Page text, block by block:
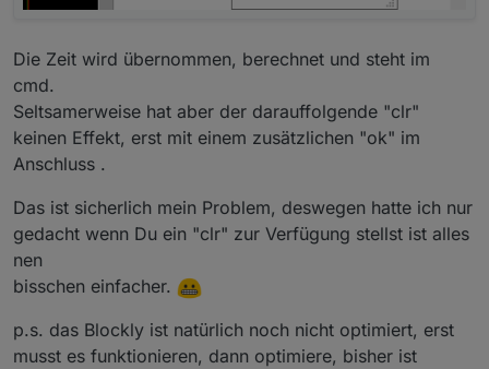
Die Zeit wird übernommen, berechnet und steht im
cmd.
Seltsamerweise hat aber der darauffolgende "clr"
keinen Effekt, erst mit einem zusätzlichen "ok" im
Anschluss .
Das ist sicherlich mein Problem, deswegen hatte ich nur
gedacht wenn Du ein "clr" zur Verfügung stellst ist alles
nen
bisschen einfacher.
p.s. das Blockly ist natürlich noch nicht optimiert, erst
musst es funktionieren, dann optimiere, bisher ist